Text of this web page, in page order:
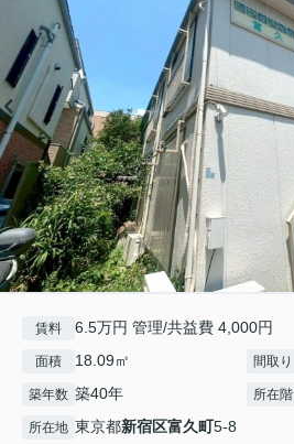
賃料 6.5万円 管理/共益費 4,000円
面積 18.09㎡ 間取り
築年数 築40年 所在階
所在地 東京都新宿区富久町5-8